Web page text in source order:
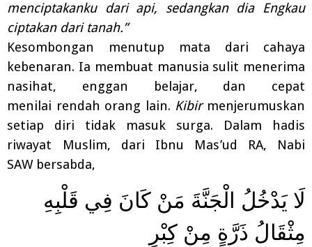
menciptakanku dari api, sedangkan dia Engkau
ciptakan dari tanah.”
Kesombongan menutup mata dari cahaya
kebenaran. Ia membuat manusia sulit menerima
nasihat,
enggan belajar, dan
cepat
menilai rendah orang lain. Kibir menjerumuskan
setiap
diri tidak masuk surga. Dalam hadis
riwayat Muslim, dari Ibnu Mas’ud RA, Nabi
SAW bersabda,
لَا يَدْخُلُ الْجَنَّةَ مَنْ كَانَ فِي قَلْبِهِ
مِثْقَالُ ذَرَّةٍ مِنْ كِبْرٍ